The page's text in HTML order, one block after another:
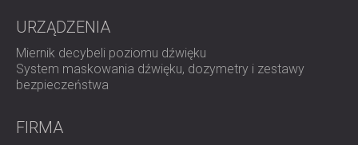
swojego studia lub miejsca eventowego?
Poznaj dźwiękoszczelne zasłony DBB™ lub
skontaktuj się z naszym zespołem,
niestandardowe rozwiązanie akustyczne.
URZĄDZENIA
Miernik decybeli poziomu dźwięku
System maskowania dźwięku, dozymetry i zestawy
bezpieczeństwa
FIRMA